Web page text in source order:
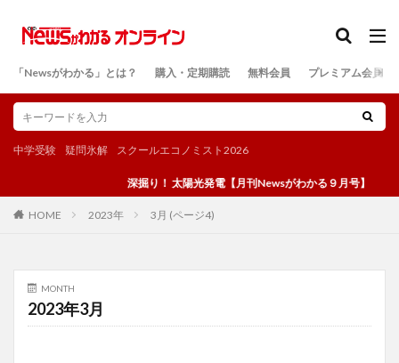
「Newsがわかる」とは？ 購入・定期購読 無料会員 プレミアム会員
中学受験 疑問氷解 スクールエコノミスト2026
深掘り！ 太陽光発電【月刊Newsがわかる９月号】
HOME 2023年 3月 (ページ4)
MONTH
2023年3月
検索